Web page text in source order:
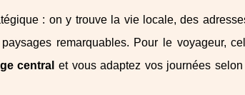
: on y trouve la vie locale, des
remarquables. Pour le voyageur,
central et vous adaptez vos journées